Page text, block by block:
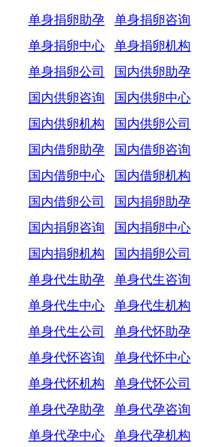
单身捐卵助孕
单身捐卵咨询
单身捐卵中心
单身捐卵机构
单身捐卵公司
国内供卵助孕
国内供卵咨询
国内供卵中心
国内供卵机构
国内供卵公司
国内借卵助孕
国内借卵咨询
国内借卵中心
国内借卵机构
国内借卵公司
国内捐卵助孕
国内捐卵咨询
国内捐卵中心
国内捐卵机构
国内捐卵公司
单身代生助孕
单身代生咨询
单身代生中心
单身代生机构
单身代生公司
单身代怀助孕
单身代怀咨询
单身代怀中心
单身代怀机构
单身代怀公司
单身代孕助孕
单身代孕咨询
单身代孕中心
单身代孕机构